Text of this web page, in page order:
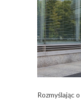
Rozmyślając